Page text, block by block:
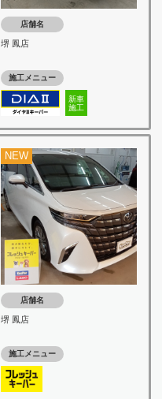
店舗名
堺 鳳店
施工メニュー
新車
施工
NEW
店舗名
堺 鳳店
施工メニュー